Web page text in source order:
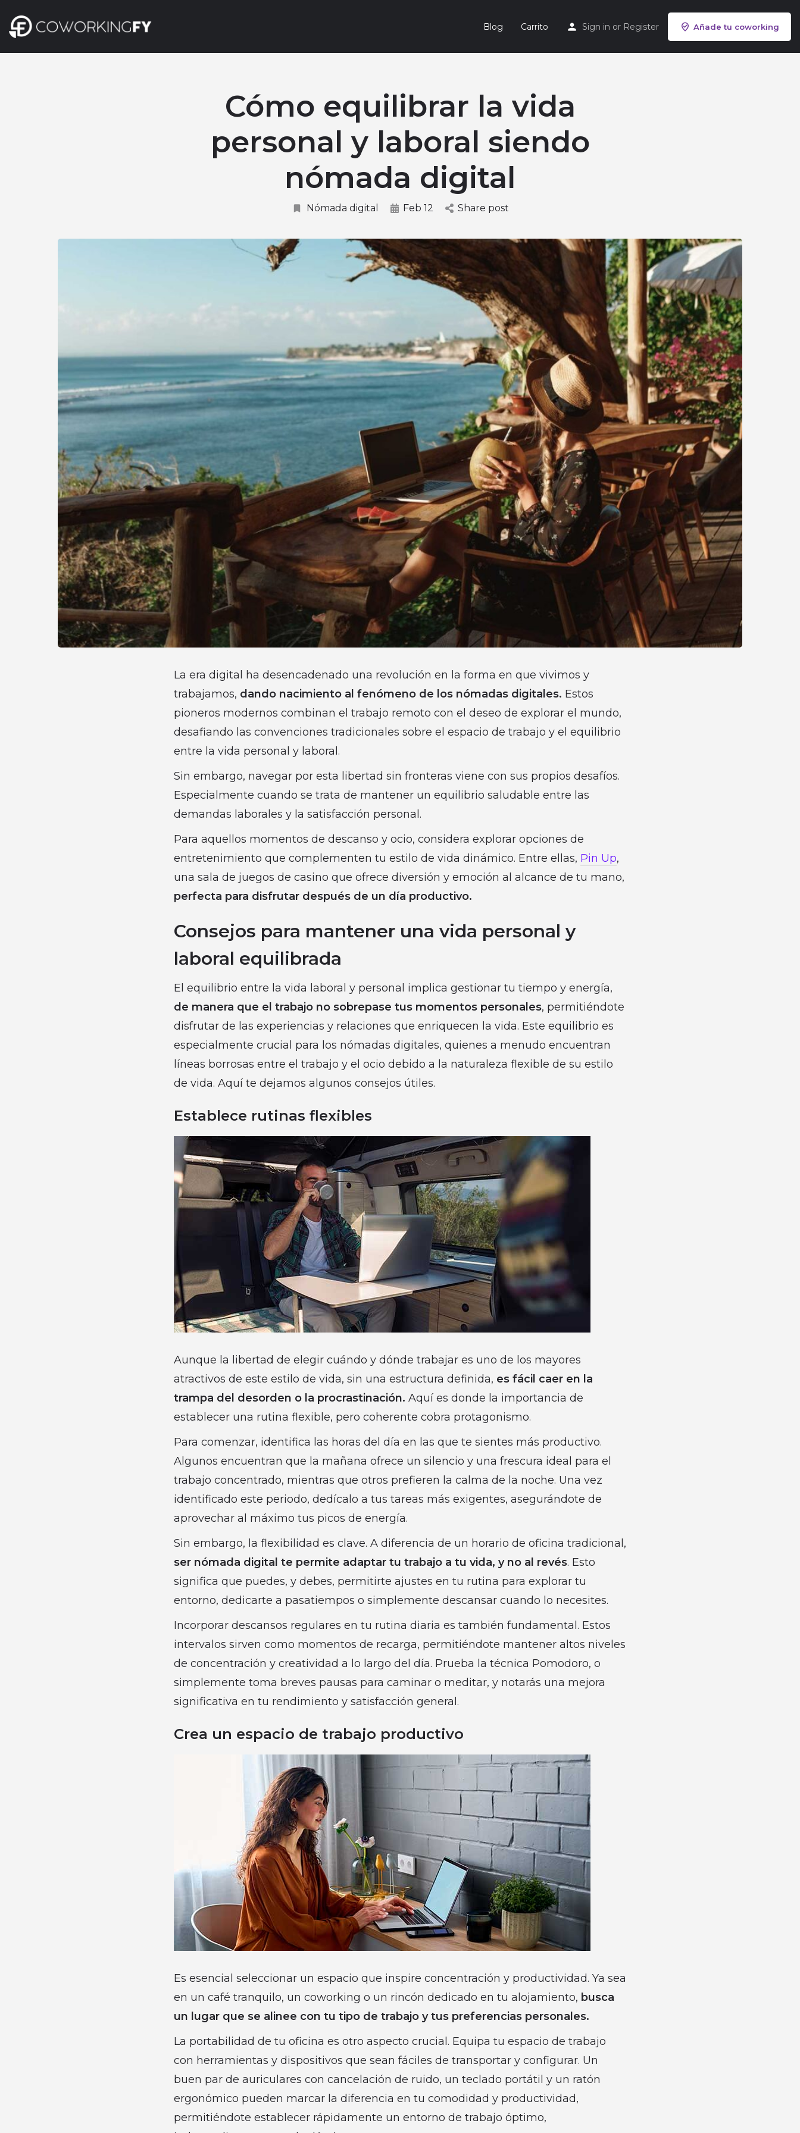
Blog Carrito Sign in or Register Añade tu coworking
Cómo equilibrar la vida
personal y laboral siendo
nómada digital
Nómada digital Feb 12 Share post
La era digital ha desencadenado una revolución en la forma en que vivimos y
trabajamos, dando nacimiento al fenómeno de los nómadas digitales. Estos
pioneros modernos combinan el trabajo remoto con el deseo de explorar el mundo,
desafiando las convenciones tradicionales sobre el espacio de trabajo y el equilibrio
entre la vida personal y laboral.
Sin embargo, navegar por esta libertad sin fronteras viene con sus propios desafíos.
Especialmente cuando se trata de mantener un equilibrio saludable entre las
demandas laborales y la satisfacción personal.
Para aquellos momentos de descanso y ocio, considera explorar opciones de
entretenimiento que complementen tu estilo de vida dinámico. Entre ellas, Pin Up,
una sala de juegos de casino que ofrece diversión y emoción al alcance de tu mano,
perfecta para disfrutar después de un día productivo.
Consejos para mantener una vida personal y
laboral equilibrada
El equilibrio entre la vida laboral y personal implica gestionar tu tiempo y energía,
de manera que el trabajo no sobrepase tus momentos personales, permitiéndote
disfrutar de las experiencias y relaciones que enriquecen la vida. Este equilibrio es
especialmente crucial para los nómadas digitales, quienes a menudo encuentran
líneas borrosas entre el trabajo y el ocio debido a la naturaleza flexible de su estilo
de vida. Aquí te dejamos algunos consejos útiles.
Establece rutinas flexibles
Aunque la libertad de elegir cuándo y dónde trabajar es uno de los mayores
atractivos de este estilo de vida, sin una estructura definida, es fácil caer en la
trampa del desorden o la procrastinación. Aquí es donde la importancia de
establecer una rutina flexible, pero coherente cobra protagonismo.
Para comenzar, identifica las horas del día en las que te sientes más productivo.
Algunos encuentran que la mañana ofrece un silencio y una frescura ideal para el
trabajo concentrado, mientras que otros prefieren la calma de la noche. Una vez
identificado este periodo, dedícalo a tus tareas más exigentes, asegurándote de
aprovechar al máximo tus picos de energía.
Sin embargo, la flexibilidad es clave. A diferencia de un horario de oficina tradicional,
ser nómada digital te permite adaptar tu trabajo a tu vida, y no al revés. Esto
significa que puedes, y debes, permitirte ajustes en tu rutina para explorar tu
entorno, dedicarte a pasatiempos o simplemente descansar cuando lo necesites.
Incorporar descansos regulares en tu rutina diaria es también fundamental. Estos
intervalos sirven como momentos de recarga, permitiéndote mantener altos niveles
de concentración y creatividad a lo largo del día. Prueba la técnica Pomodoro, o
simplemente toma breves pausas para caminar o meditar, y notarás una mejora
significativa en tu rendimiento y satisfacción general.
Crea un espacio de trabajo productivo
Es esencial seleccionar un espacio que inspire concentración y productividad. Ya sea
en un café tranquilo, un coworking o un rincón dedicado en tu alojamiento, busca
un lugar que se alinee con tu tipo de trabajo y tus preferencias personales.
La portabilidad de tu oficina es otro aspecto crucial. Equipa tu espacio de trabajo
con herramientas y dispositivos que sean fáciles de transportar y configurar. Un
buen par de auriculares con cancelación de ruido, un teclado portátil y un ratón
ergonómico pueden marcar la diferencia en tu comodidad y productividad,
permitiéndote establecer rápidamente un entorno de trabajo óptimo,